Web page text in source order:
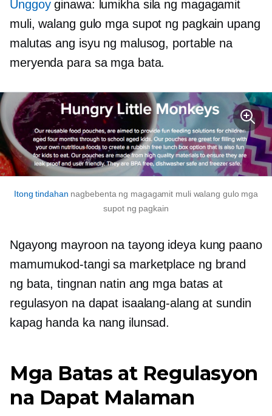
Unggoyginawa: lumikha sila ng magagamit
muli,walang gulo mga supot ng pagkain upang
malutas ang isyu ng malusog, portable na
meryenda para sa mga bata.
Itong tindahan nagbebenta ng magagamit muli walang gulo mga
supot ng pagkain
Ngayong mayroon na tayong ideya kung paano
mamumukod-tangi sa marketplace ng brand
ng bata, tingnan natin ang mga batas at
regulasyon na dapat isaalang-alang at sundin
kapag handa ka nang ilunsad.
Mga Batas at Regulasyon
na Dapat Malaman